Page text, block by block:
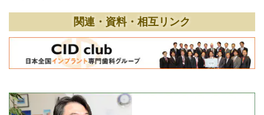
関連・資料・相互リンク